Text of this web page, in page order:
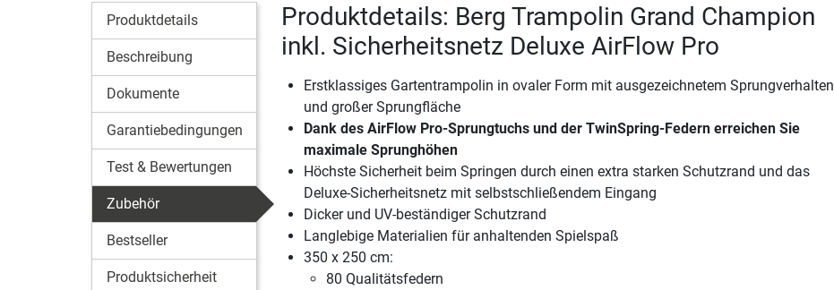
Produktdetails
Beschreibung
Dokumente
Garantiebedingungen
Test & Bewertungen
Zubehör
Bestseller
Produktsicherheit
Produktdetails: Berg Trampolin Grand Champion
inkl. Sicherheitsnetz Deluxe AirFlow Pro
Erstklassiges Gartentrampolin in ovaler Form mit ausgezeichnetem Sprungverhalten
und großer Sprungfläche
Dank des AirFlow Pro-Sprungtuchs und der TwinSpring-Federn erreichen Sie
maximale Sprunghöhen
Höchste Sicherheit beim Springen durch einen extra starken Schutzrand und das
Deluxe-Sicherheitsnetz mit selbstschließendem Eingang
Dicker und UV-beständiger Schutzrand
Langlebige Materialien für anhaltenden Spielspaß
350 x 250 cm:
80 Qualitätsfedern